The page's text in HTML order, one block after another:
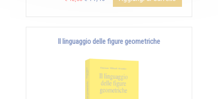
Il linguaggio delle figure geometriche